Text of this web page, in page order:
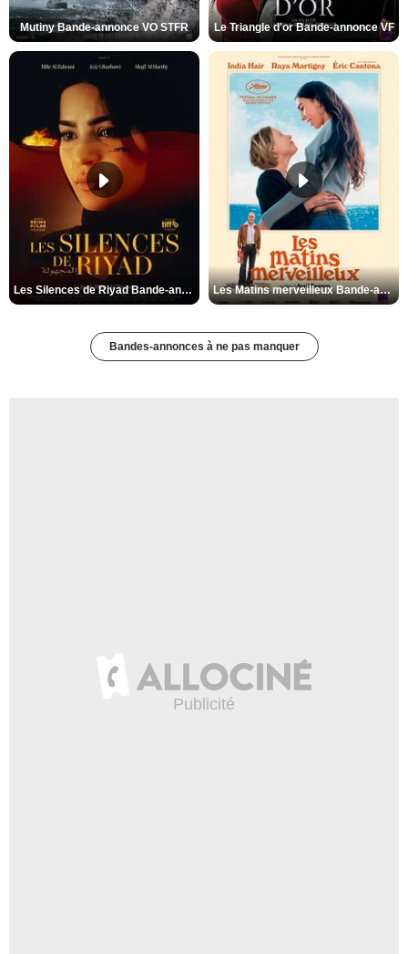
Mutiny Bande-annonce VO STFR Le Triangle d'or Bande-annonce VF
Les Silences de Riyad Bande-annonce VO STFR Les Matins merveilleux Bande-annonce VF
Bandes-annonces à ne pas manquer